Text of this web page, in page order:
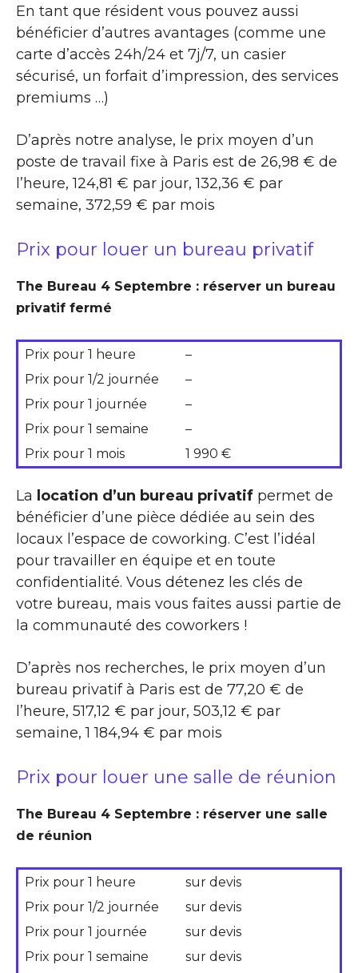
En tant que résident vous pouvez aussi
bénéficier d’autres avantages (comme une
carte d’accès 24h/24 et 7j/7, un casier
sécurisé, un forfait d’impression, des services
premiums …)
D’après notre analyse, le prix moyen d’un
poste de travail fixe à Paris est de 26,98 € de
l’heure, 124,81 € par jour, 132,36 € par
semaine, 372,59 € par mois
Prix pour louer un bureau privatif
The Bureau 4 Septembre : réserver un bureau
privatif fermé
Prix pour 1 heure
–
Prix pour 1/2 journée
–
Prix pour 1 journée
–
Prix pour 1 semaine
–
Prix pour 1 mois
1 990 €
La location d’un bureau privatif permet de
bénéficier d’une pièce dédiée au sein des
locaux l’espace de coworking. C’est l’idéal
pour travailler en équipe et en toute
confidentialité. Vous détenez les clés de
votre bureau, mais vous faites aussi partie de
la communauté des coworkers !
D’après nos recherches, le prix moyen d’un
bureau privatif à Paris est de 77,20 € de
l’heure, 517,12 € par jour, 503,12 € par
semaine, 1 184,94 € par mois
Prix pour louer une salle de réunion
The Bureau 4 Septembre : réserver une salle
de réunion
Prix pour 1 heure
sur devis
Prix pour 1/2 journée
sur devis
Prix pour 1 journée
sur devis
Prix pour 1 semaine
sur devis